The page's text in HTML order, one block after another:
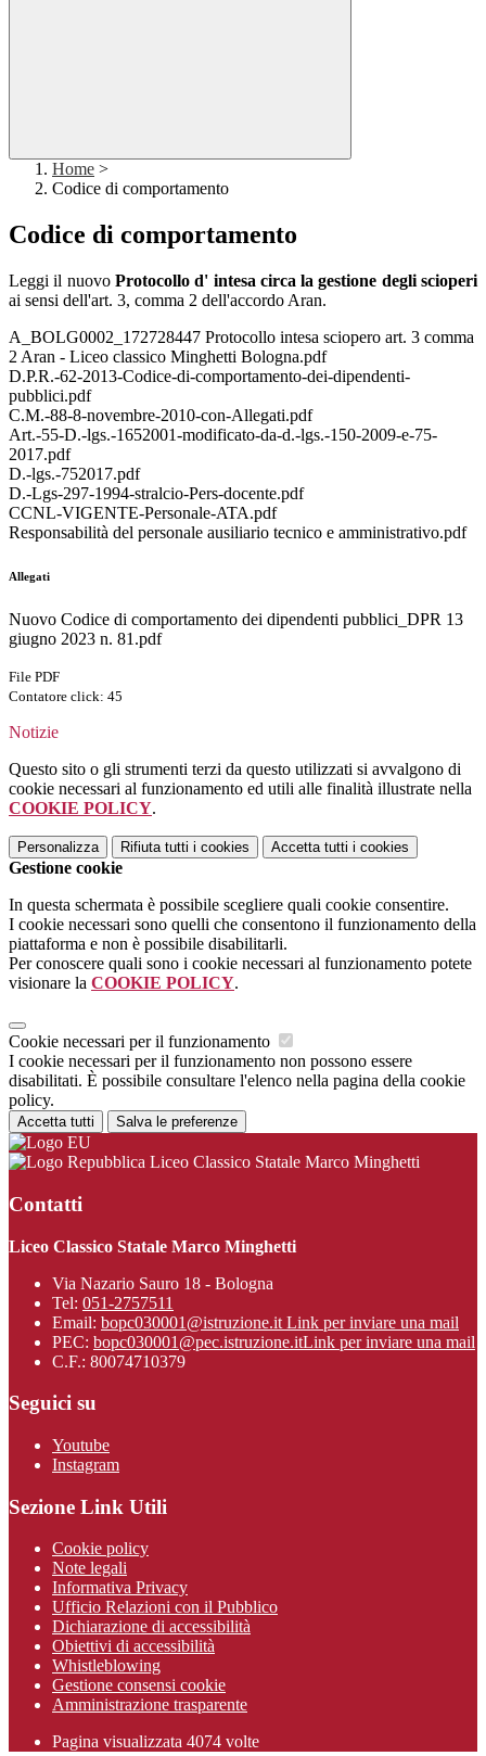
Home >
Codice di comportamento
Codice di comportamento
Leggi il nuovo Protocollo d' intesa circa la gestione degli scioperi
ai sensi dell'art. 3, comma 2 dell'accordo Aran.
A_BOLG0002_172728447 Protocollo intesa sciopero art. 3 comma
2 Aran - Liceo classico Minghetti Bologna.pdf
D.P.R.-62-2013-Codice-di-comportamento-dei-dipendenti-
pubblici.pdf
C.M.-88-8-novembre-2010-con-Allegati.pdf
Art.-55-D.-lgs.-1652001-modificato-da-d.-lgs.-150-2009-e-75-
2017.pdf
D.-lgs.-752017.pdf
D.-Lgs-297-1994-stralcio-Pers-docente.pdf
CCNL-VIGENTE-Personale-ATA.pdf
Responsabilità del personale ausiliario tecnico e amministrativo.pdf
Allegati
Nuovo Codice di comportamento dei dipendenti pubblici_DPR 13
giugno 2023 n. 81.pdf
File PDF
Contatore click: 45
Notizie
Questo sito o gli strumenti terzi da questo utilizzati si avvalgono di
cookie necessari al funzionamento ed utili alle finalità illustrate nella
COOKIE POLICY.
Personalizza Rifiuta tutti i cookies Accetta tutti i cookies
Gestione cookie
In questa schermata è possibile scegliere quali cookie consentire.
I cookie necessari sono quelli che consentono il funzionamento della
piattaforma e non è possibile disabilitarli.
Per conoscere quali sono i cookie necessari al funzionamento potete
visionare la COOKIE POLICY.
Cookie necessari per il funzionamento
I cookie necessari per il funzionamento non possono essere
disabilitati. È possibile consultare l'elenco nella pagina della cookie
policy.
Accetta tutti Salva le preferenze
Liceo Classico Statale Marco Minghetti
Contatti
Liceo Classico Statale Marco Minghetti
Via Nazario Sauro 18 - Bologna
Tel: 051-2757511
Email: bopc030001@istruzione.it Link per inviare una mail
PEC: bopc030001@pec.istruzione.itLink per inviare una mail
C.F.: 80074710379
Seguici su
Youtube
Instagram
Sezione Link Utili
Cookie policy
Note legali
Informativa Privacy
Ufficio Relazioni con il Pubblico
Dichiarazione di accessibilità
Obiettivi di accessibilità
Whistleblowing
Gestione consensi cookie
Amministrazione trasparente
Pagina visualizzata 4074 volte